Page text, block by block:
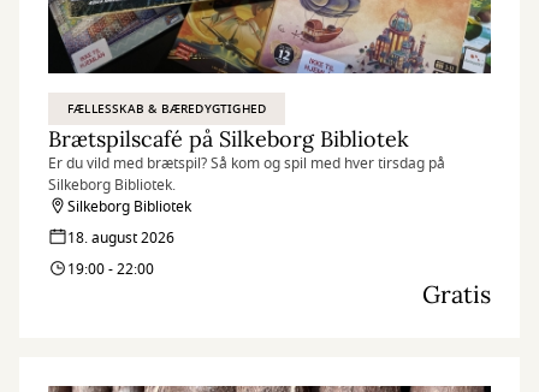
FÆLLESSKAB & BÆREDYGTIGHED
Brætspilscafé på Silkeborg Bibliotek
Er du vild med brætspil? Så kom og spil med hver tirsdag på
Silkeborg Bibliotek.
Silkeborg Bibliotek
18. august 2026
19:00 - 22:00
Gratis